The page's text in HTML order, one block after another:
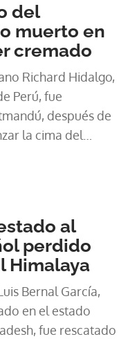
del
muerto en
cremado
Richard Hidalgo,
Perú, fue
después de
la cima del
al
perdido
Himalaya
Bernal García,
en el estado
fue rescatado